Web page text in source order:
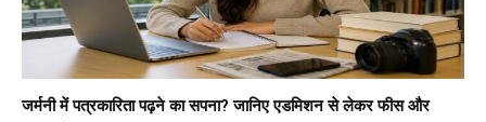
जर्मनी में पत्रकारिता पढ़ने का सपना? जानिए एडमिशन से लेकर फीस और